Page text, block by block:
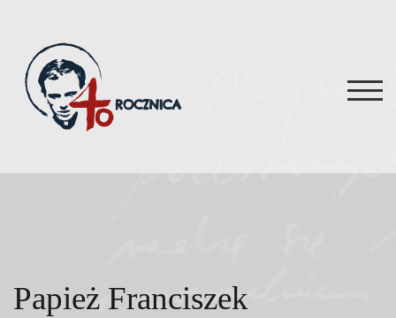
content
Papież Franciszek